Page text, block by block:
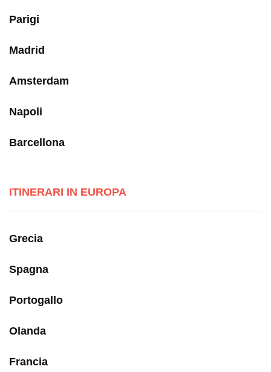
Parigi
Madrid
Amsterdam
Napoli
Barcellona
ITINERARI IN EUROPA
Grecia
Spagna
Portogallo
Olanda
Francia